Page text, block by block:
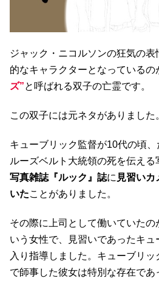
ジャック・ニコルソンの狂気の
的なキャラクターとなっているの
ズ”と呼ばれる双子の亡霊です。
この双子には元ネタがありました
キューブリック監督が10代の頃
ルーズベルト大統領の死を伝え
写真雑誌『ルック』誌に 見習いカ
いたことがありました。
その際に上司として働いていたの
いう女性で、見習いであったキ
入り指導しました。キューブリ
で師事した彼女は特別な存在であ